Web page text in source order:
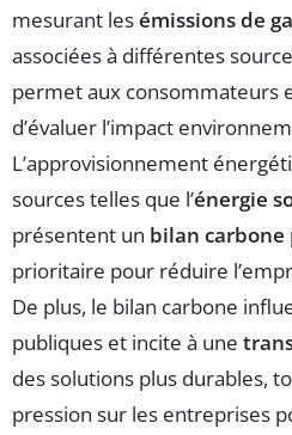
mesurant lesémissions de
associées à différentes
permet aux consommateurs
d’évaluer l’impact
L’approvisionnement
sources telles que l’énergie
présentent un bilan carbone
prioritaire pour réduire
De plus, le bilan carbone
publiques et incite à une
des solutions plus durables,
pression sur les entreprises